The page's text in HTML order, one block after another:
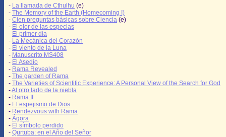
- La llamada de Cthulhu (e)
- The Memory of the Earth (Homecoming I)
- Cien preguntas básicas sobre Ciencia (e)
- El olor de las especias
- El primer día
- La Mecánica del Corazón
- El viento de la Luna
- Manuscrito MS408
- El Asedio
- Rama Revealed
- The garden of Rama
- The Varieties of Scientific Experience: A Personal View of the Search for God
-Al otro lado de la niebla
- Rama II
- El espejismo de Dios
- Rendezvous with Rama
- Ágora
- El símbolo perdido
- Qurtuba: en el Año del Señor